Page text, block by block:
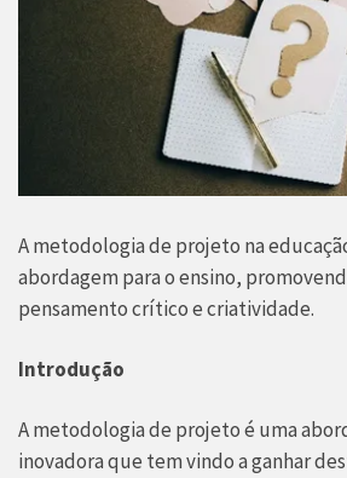
A metodologia de projeto na
abordagem para o ensino,
pensamento crítico e criatividade.
Introdução
A metodologia de projeto é uma
inovadora que tem vindo a ganhar